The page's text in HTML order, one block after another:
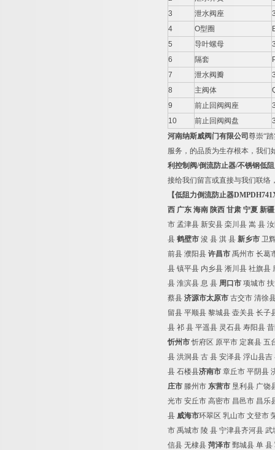
3
泄水阀座
4
O型圈
5
导叶螺母
6
隔套
7
泄水阀瓣
8
主阀体
9
前止回阀阀座
10
前止回阀阀盘
河南纳斯威阀门有限公司 尊崇“
服务，的品质为生存根本，我们
利控制阀/倒流防止器/不锈钢低
接给我们留言或直接与我们联络
【低阻力倒流防止器
西 广东 海南 陕西 甘肃 宁夏 新疆
市 孟津县 新安县 栾川县 嵩 县
县 鹤壁市 浚 县 淇 县 新乡市 卫
前县 濮阳县 许昌市 禹州市 长葛
县 镇平县 内乡县 淅川县 社旗县
县 淮滨县 息 县 周口市 项城市
蔡县 济源市太原市 古交市 清徐
留县 平顺县 黎城县 壶关县 长子
县 祁 县 平遥县 灵石县 寿阳县
忻州市 忻府区 原平市 定襄县 五
县 洪洞县 古 县 安泽县 浮山县吉
县 石楼县济南市 章丘市 平阴县
庄市 滕州市 东营市 垦利县 广饶
光市 安丘市 高密市 昌邑市 昌乐
县 威海市环翠区 乳山市 文登市
市 禹城市 陵 县 宁津县齐河县 武
信县 无棣县 菏泽市 鄄城县 单 县